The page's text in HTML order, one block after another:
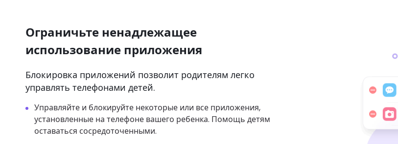
Ограничьте ненадлежащее
использование приложения
Блокировка приложений позволит родителям легко
управлять телефонами детей.
Управляйте и блокируйте некоторые или все приложения,
установленные на телефоне вашего ребенка. Помощь детям
оставаться сосредоточенными.